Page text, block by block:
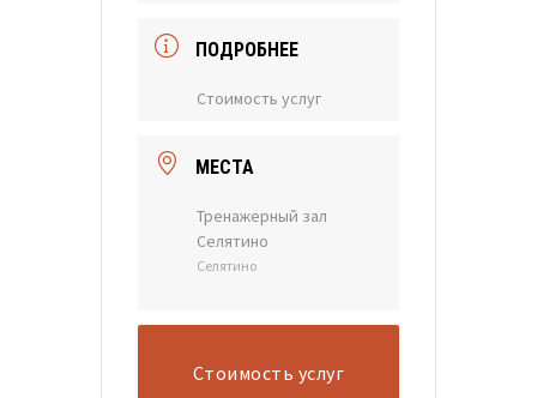
ПОДРОБНЕЕ
Стоимость услуг
МЕСТА
Тренажерный зал
Селятино
Селятино
Стоимость услуг